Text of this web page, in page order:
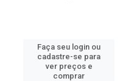
Faça seu login ou
cadastre-se para
ver preços e
comprar